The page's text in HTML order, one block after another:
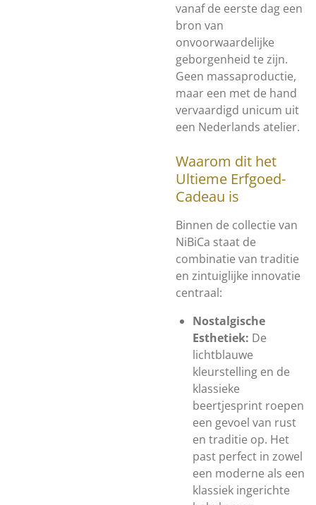
vanaf de eerste dag een
bron van
onvoorwaardelijke
geborgenheid te zijn.
Geen massaproductie,
maar een met de hand
vervaardigd unicum uit
een Nederlands atelier.
Waarom dit het
Ultieme Erfgoed-
Cadeau is
Binnen de collectie van
NiBiCa staat de
combinatie van traditie
en zintuiglijke innovatie
centraal:
Nostalgische
Esthetiek: De
lichtblauwe
kleurstelling en de
klassieke
beertjesprint roepen
een gevoel van rust
en traditie op. Het
past perfect in zowel
een moderne als een
klassiek ingerichte